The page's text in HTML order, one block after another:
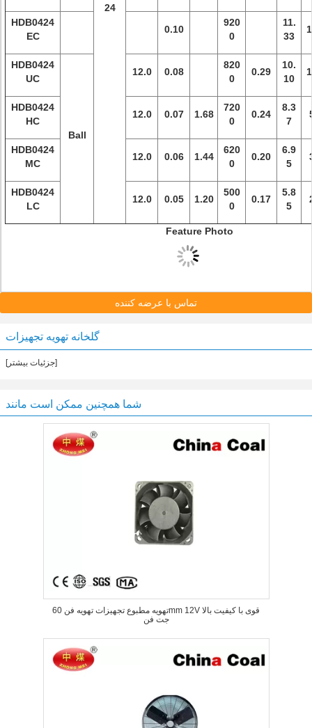
24
HDB0424
EC
0.10
920
0
11.
33
HDB0424
UC
Ball
12.0 0.08
820
0
0.29
10.
10
HDB0424
HC
12.0 0.07 1.68
720
0
0.24
8.3
7
HDB0424
MC
12.0 0.06 1.44
620
0
0.20
6.9
5
HDB0424
LC
12.0 0.05 1.20
500
0
0.17
5.8
5
Feature Photo
تماس با عرضه کننده
گلخانه تهویه تجهیزات
[جزئیات بیشتر]
شما همچنین ممکن است مانند
تهویه مطبوع تجهیزات تهویه فن 60mm 12V قوی با کیفیت بالا
جت فن